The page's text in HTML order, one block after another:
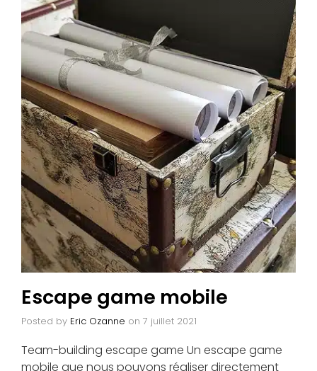
Escape game mobile
Posted by Eric Ozanne on 7 juillet 2021
Team-building escape game Un escape game
mobile que nous pouvons réaliser directement